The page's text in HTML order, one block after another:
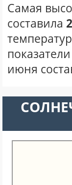
Самая
составила
июня